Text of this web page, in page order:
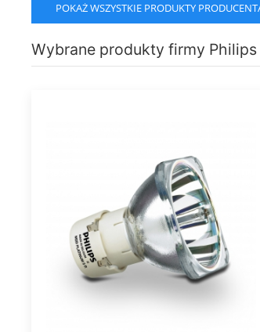
POKAŻ WSZYSTKIE PRODUKTY
Wybrane produkty firmy Philips